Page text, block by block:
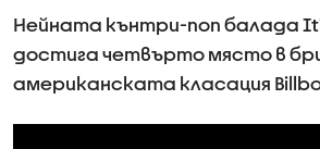
Нейната кънтри-поп балада
достига четвърто място в
американската класация